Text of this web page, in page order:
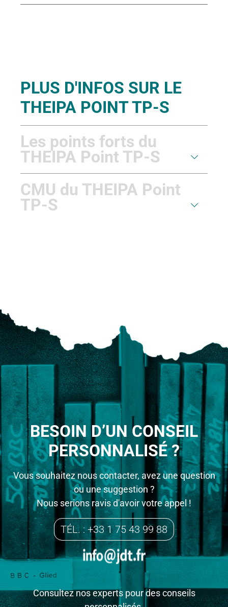
PLUS D'INFOS SUR LE
THEIPA POINT TP-S
Les points forts du
THEIPA Point TP-S
CMU du THEIPA Point
TP-S
BESOIN D’UN CONSEIL
PERSONNALISÉ ?
Vous souhaitez nous contacter, avez une question
ou une suggestion ?
Nous serions ravis d'avoir votre appel !
TÉL. : +33 1 75 43 99 88
Consultez nos experts pour des conseils